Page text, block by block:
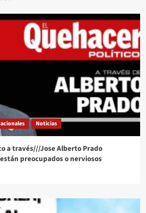
Noticias
a través///Jose Alberto Prado
preocupados o nerviosos